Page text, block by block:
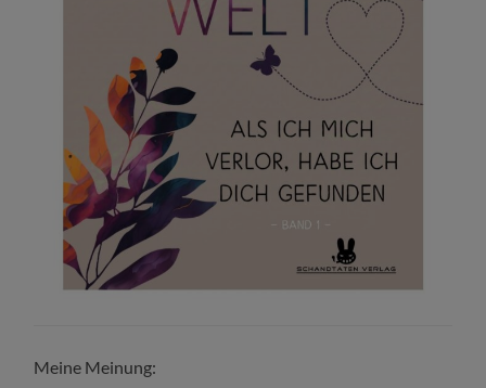
Meine Meinung: